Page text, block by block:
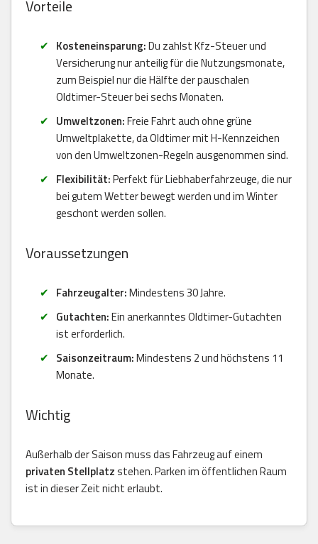
Vorteile
Kosteneinsparung:Du zahlst Kfz-Steuer und
Versicherung nur anteilig für die Nutzungsmonate,
zum Beispiel nur die Hälfte der pauschalen
Oldtimer-Steuer bei sechs Monaten.
Umweltzonen:Freie Fahrt auch ohne grüne
Umweltplakette, da Oldtimer mit H-Kennzeichen
von den Umweltzonen-Regeln ausgenommen sind.
Flexibilität:Perfekt für Liebhaberfahrzeuge, die nur
bei gutem Wetter bewegt werden und im Winter
geschont werden sollen.
Voraussetzungen
Fahrzeugalter:Mindestens 30 Jahre.
Gutachten:Ein anerkanntes Oldtimer-Gutachten
ist erforderlich.
Saisonzeitraum:Mindestens 2 und höchstens 11
Monate.
Wichtig
Außerhalb der Saison muss das Fahrzeug auf einem
privaten Stellplatzstehen. Parken im öffentlichen Raum
ist in dieser Zeit nicht erlaubt.